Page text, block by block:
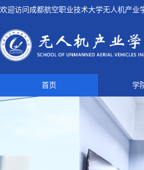
欢迎访问成都航空职业技术大学无人机产业
首页 学